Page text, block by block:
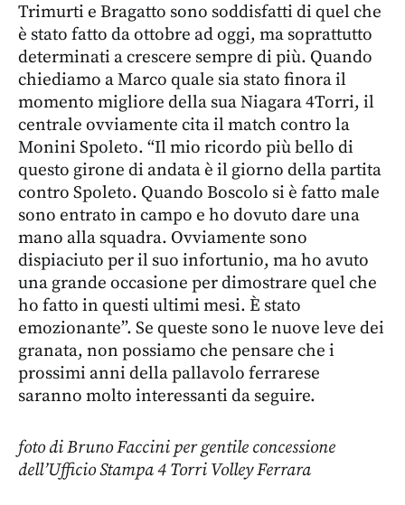
Trimurti e Bragatto sono soddisfatti di quel che
è stato fatto da ottobre ad oggi, ma soprattutto
determinati a crescere sempre di più. Quando
chiediamo a Marco quale sia stato finora il
momento migliore della sua Niagara 4Torri, il
centrale ovviamente cita il match contro la
Monini Spoleto. “Il mio ricordo più bello di
questo girone di andata è il giorno della partita
contro Spoleto. Quando Boscolo si è fatto male
sono entrato in campo e ho dovuto dare una
mano alla squadra. Ovviamente sono
dispiaciuto per il suo infortunio, ma ho avuto
una grande occasione per dimostrare quel che
ho fatto in questi ultimi mesi. È stato
emozionante”. Se queste sono le nuove leve dei
granata, non possiamo che pensare che i
prossimi anni della pallavolo ferrarese
saranno molto interessanti da seguire.
foto di Bruno Faccini per gentile concessione
dell’Ufficio Stampa 4 Torri Volley Ferrara